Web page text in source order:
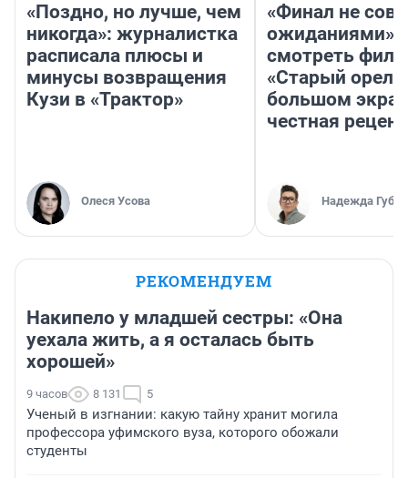
«Поздно, но лучше, чем
никогда»: журналистка
расписала плюсы и
минусы возвращения
Кузи в «Трактор»
Олеся Усова
«Финал не
ожиданиями»:
смотреть
«Старый орел»
большом
честная
Надежда
РЕКОМЕНДУЕМ
Накипело у младшей сестры: «Она
уехала жить, а я осталась быть
хорошей»
9 часов 8 131 5
Ученый в изгнании: какую тайну хранит могила
профессора уфимского вуза, которого обожали
студенты